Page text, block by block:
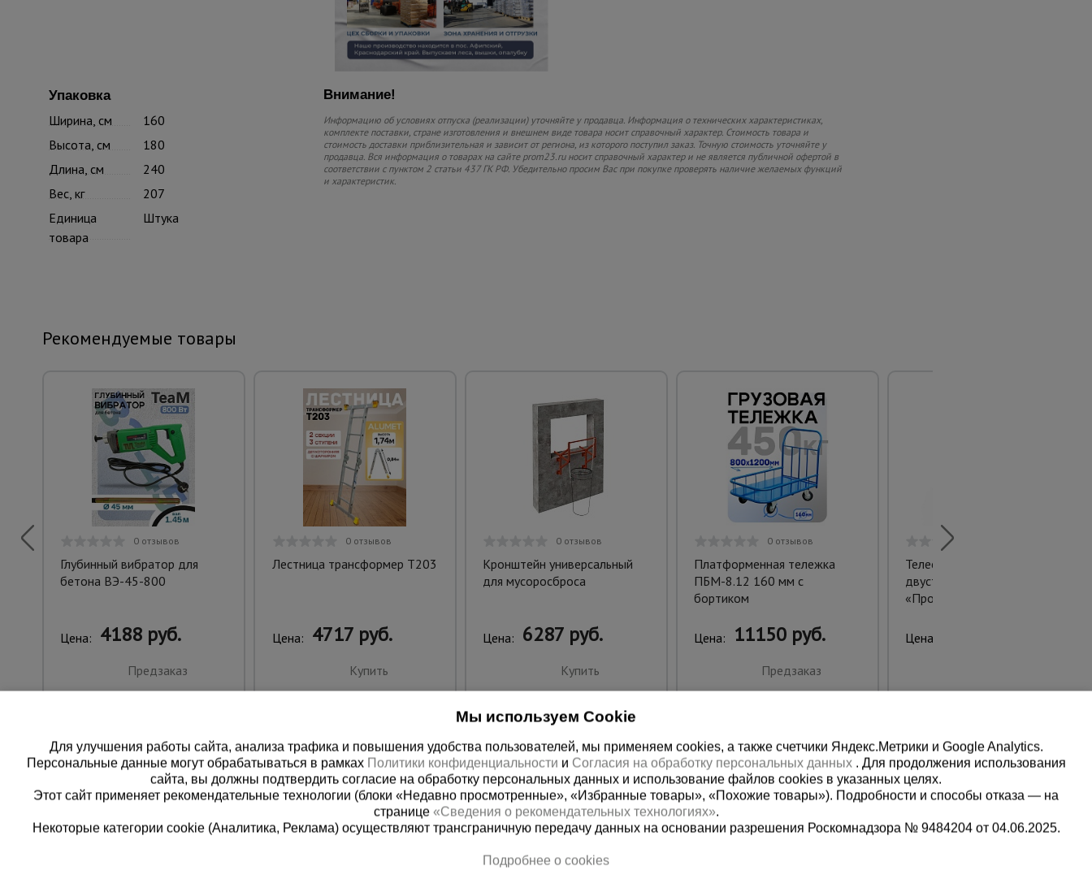
Упаковка
Ширина, см
160
Высота, см
180
Длина, см
240
Вес, кг
207
Единица
товара
Штука
Внимание!
Информацию об условиях отпуска (реализации) уточняйте у продавца. Информация о технических характеристиках,
комплекте поставки, стране изготовления и внешнем виде товара носит справочный характер. Стоимость товара и
стоимость доставки приблизительная и зависит от региона, из которого поступил заказ. Точную стоимость уточняйте у
продавца. Вся информация о товарах на сайте prom23.ru носит справочный характер и не является публичной офертой в
соответствии с пунктом 2 статьи 437 ГК РФ. Убедительно просим Вас при покупке проверять наличие желаемых функций
и характеристик.
Рекомендуемые товары
0 отзывов
Глубинный вибратор для
бетона ВЭ-45-800
Цена: 4188 руб.
Предзаказ
0 отзывов
Лестница трансформер T203
Цена: 4717 руб.
Купить
0 отзывов
Кронштейн универсальный
для мусоросброса
Цена: 6287 руб.
Купить
0 отзывов
Платформенная тележка
ПБМ-8.12 160 мм с
бортиком
Цена: 11150 руб.
Предзаказ
Телескопическая
двусторонняя платформа
«Промышленник» 8105-С
Цена:
Мы используем Cookie
Для улучшения работы сайта, анализа трафика и повышения удобства пользователей, мы применяем cookies, а также счетчики Яндекс.Метрики и Google Analytics.
Персональные данные могут обрабатываться в рамках Политики конфиденциальности и Согласия на обработку персональных данных . Для продолжения использования
сайта, вы должны подтвердить согласие на обработку персональных данных и использование файлов cookies в указанных целях.
Этот сайт применяет рекомендательные технологии (блоки «Недавно просмотренные», «Избранные товары», «Похожие товары»). Подробности и способы отказа — на
странице «Сведения о рекомендательных технологиях».
Некоторые категории cookie (Аналитика, Реклама) осуществляют трансграничную передачу данных на основании разрешения Роскомнадзора № 9484204 от 04.06.2025.
Подробнее о cookies